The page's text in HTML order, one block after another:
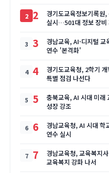
2
경기도교육정보기록원,
실시…501대 정보 장비
3
경남교육, AI·디지털
연수 '본격화'
4
경기도교육청, 2학기
특별 점검 나선다
5
충북교육, AI 시대 미래
성장 강조
6
경남교육청, AI 시대 학
연수 실시
7
경남교육청, 교육복지
교육복지 강화 나서